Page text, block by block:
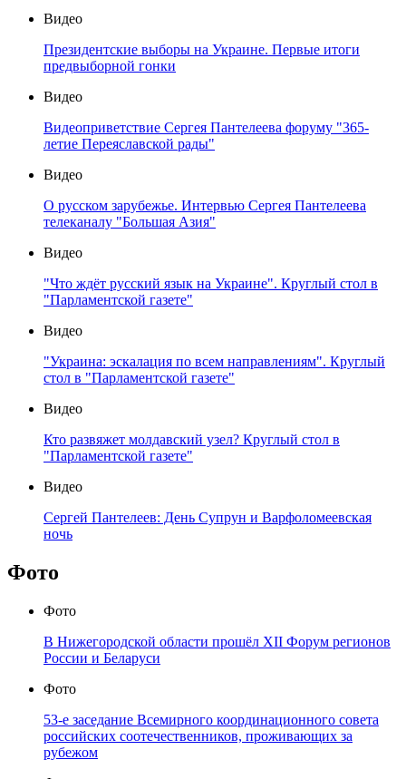
Видео
Президентские выборы на Украине. Первые итоги
предвыборной гонки
Видео
Видеоприветствие Сергея Пантелеева форуму "365-
летие Переяславской рады"
Видео
О русском зарубежье. Интервью Сергея Пантелеева
телеканалу "Большая Азия"
Видео
"Что ждёт русский язык на Украине". Круглый стол в
"Парламентской газете"
Видео
"Украина: эскалация по всем направлениям". Круглый
стол в "Парламентской газете"
Видео
Кто развяжет молдавский узел? Круглый стол в
"Парламентской газете"
Видео
Сергей Пантелеев: День Супрун и Варфоломеевская
ночь
Фото
Фото
В Нижегородской области прошёл XII Форум регионов
России и Беларуси
Фото
53-е заседание Всемирного координационного совета
российских соотечественников, проживающих за
рубежом